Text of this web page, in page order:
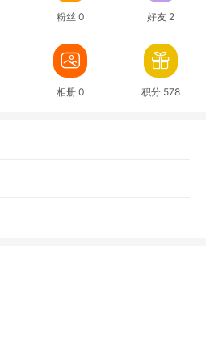
粉丝 0 好友 2
相册 0 积分 578